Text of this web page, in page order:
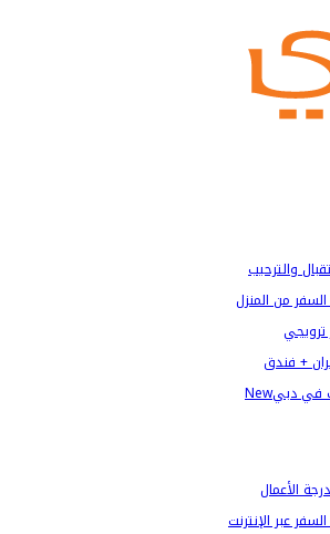
والترحيب
السفر من المنزل
ترويجي
+ فندق
في دبيNew
الأعمال
عبر الإنترنت